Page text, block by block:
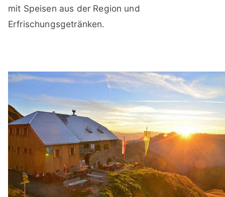
mit Speisen aus der Region und
Erfrischungsgetränken.